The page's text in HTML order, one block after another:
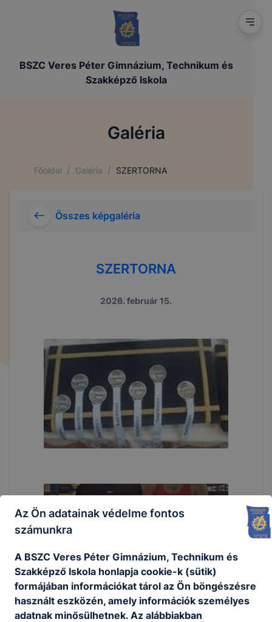
BSZC Veres Péter Gimnázium, Technikum és
Szakképző Iskola
Galéria
Főoldal / Galéria / SZERTORNA
Összes képgaléria
SZERTORNA
2026. február 15.
Az Ön adatainak védelme fontos
számunkra
A BSZC Veres Péter Gimnázium, Technikum és
Szakképző Iskola honlapja cookie-k (sütik)
formájában információkat tárol az Ön böngészésre
használt eszközén, amely információk személyes
adatnak minősülhetnek. Az alábbiakban